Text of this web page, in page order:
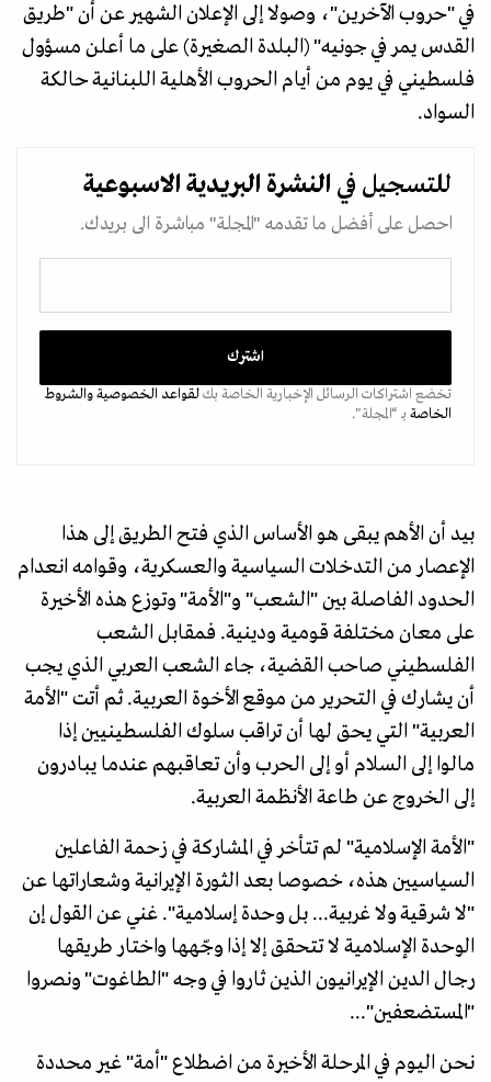
في "حروب الآخرين"، وصولا إلى الإعلان الشهير عن أن "طريق
القدس يمر في جونيه" (البلدة الصغيرة) على ما أعلن مسؤول
فلسطيني في يوم من أيام الحروب الأهلية اللبنانية حالكة
السواد.
للتسجيل في النشرة البريدية الاسبوعية
احصل على أفضل ما تقدمه "المجلة" مباشرة الى بريدك.
تخضع اشتراكات الرسائل الإخبارية الخاصة بكلقواعد الخصوصيةوالشروط
الخاصة بـ “المجلة".
بيد أن الأهم يبقى هو الأساس الذي فتح الطريق إلى هذا
الإعصار من التدخلات السياسية والعسكرية، وقوامه انعدام
الحدود الفاصلة بين "الشعب" و"الأمة" وتوزع هذه الأخيرة
على معان مختلفة قومية ودينية. فمقابل الشعب
الفلسطيني صاحب القضية، جاء الشعب العربي الذي يجب
أن يشارك في التحرير من موقع الأخوة العربية. ثم أتت "الأمة
العربية" التي يحق لها أن تراقب سلوك الفلسطينيين إذا
مالوا إلى السلام أو إلى الحرب وأن تعاقبهم عندما يبادرون
إلى الخروج عن طاعة الأنظمة العربية.
"الأمة الإسلامية" لم تتأخر في المشاركة في زحمة الفاعلين
السياسيين هذه، خصوصا بعد الثورة الإيرانية وشعاراتها عن
"لا شرقية ولا غربية... بل وحدة إسلامية". غني عن القول إن
الوحدة الإسلامية لا تتحقق إلا إذا وجّهها واختار طريقها
رجال الدين الإيرانيون الذين ثاروا في وجه "الطاغوت" ونصروا
"المستضعفين"...
نحن اليوم في المرحلة الأخيرة من اضطلاع "أمة" غير محددة